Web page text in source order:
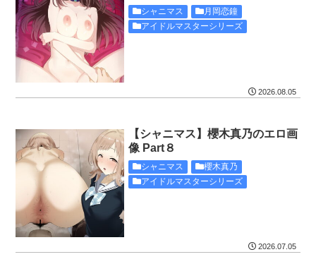
シャニマス
月岡恋鐘
アイドルマスターシリーズ
2026.08.05
【シャニマス】櫻木真乃のエロ画
像 Part８
シャニマス
櫻木真乃
アイドルマスターシリーズ
2026.07.05